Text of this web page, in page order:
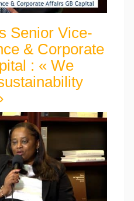
Senior Vice-
& Corporate
: « We